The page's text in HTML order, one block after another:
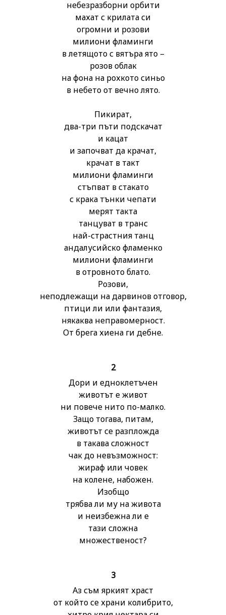
небезразборни орбити
махат с крилата си
огромни и розови
милиони фламинги
в летящото с вятъра ято –
розов облак
на фона на рохкото синьо
в небето от вечно лято.
Пикират,
два-три пъти подскачат
и кацат
и започват да крачат,
крачат в такт
милиони фламинги
стъпват в стакато
с крака тънки чепати
мерят такта
танцуват в транс
най-страстния танц
андалусийско фламенко
милиони фламинги
в отровното блато.
Розови,
неподлежащи на дарвинов отговор,
птици ли или фантазия,
някаква неправомерност.
От брега хиена ги дебне.
2
Дори и едноклетъчен
животът е живот
ни повече нито по-малко.
Защо тогава, питам,
животът се разпложда
в такава сложност
чак до невъзможност:
жираф или човек
на колене, набожен.
Изобщо
трябва ли му на живота
и неизбежна ли е
тази сложна
множественост?
3
Аз съм яркият храст
от който се храни колибрито,